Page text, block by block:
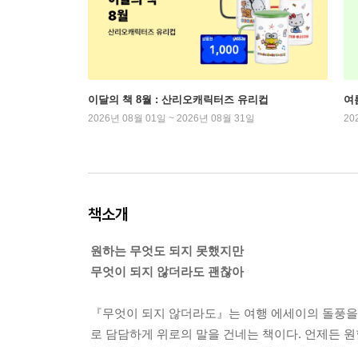
이달의 책 8월 : 산리오캐릭터즈 유리컵
2026년 08월 01일 ~ 2026년 08월 31일
여
책소개
원하는 무엇도 되지 못했지만
무엇이 되지 않더라도 괜찮아
『무엇이 되지 않더라도』는 여행 에세이의 돌
로 담담하게 위로의 말을 건네는 책이다. 언제든